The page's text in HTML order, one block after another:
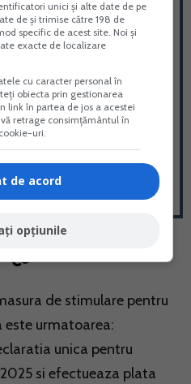
ghid practic care
orice intrebare legata
in 2026! Realizat de un
Declaratia Unica 2026.
CAS si CASS
informatiile
putea gestiona
legat de aceasta
de stimulare pentru
urmatoarea:
unica pentru
si efectueaza plata
unici și alte date de pe
de și trimise către 198 de
specific de acest site. Noi și
exacte de localizare
cu caracter personal în
obiecta prin gestionarea
link în partea de jos a acestei
retrage consimțământul în
uri.
de acord
opțiunile